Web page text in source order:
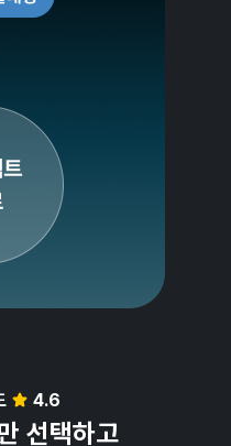
4.6
선택하고